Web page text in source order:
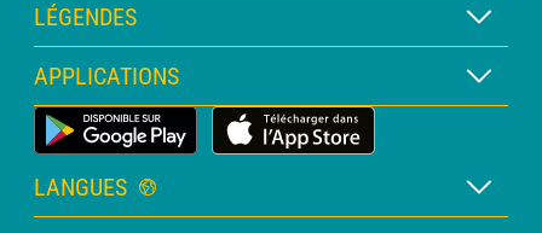
Abonnement METEO Xpert
Abonnement METEO PRO
Consultation avec un prévisionniste
Bulletin PRO
LÉGENDES
Légende des cartes
Légende des pictogrammes
Glossaire
APPLICATIONS
Application Météo Terrestre
LANGUES